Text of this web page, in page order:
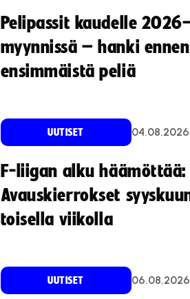
Pelipassit kaudelle
myynnissä – hanki ennen
ensimmäistä peliä
UUTISET 04.08.2026
F-liigan alku häämöttää:
Avauskierrokset
toisella viikolla
UUTISET 06.08.2026